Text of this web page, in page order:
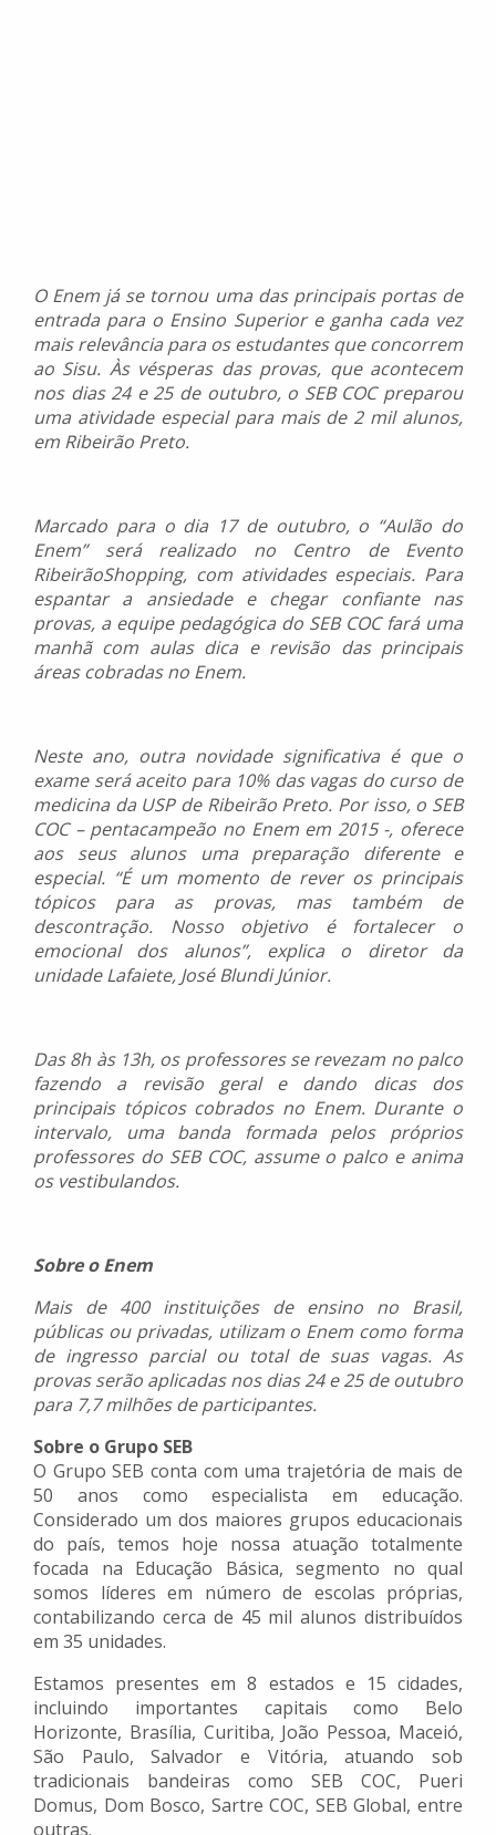
O Enem já se tornou uma das principais portas de
entrada para o Ensino Superior e ganha cada vez
mais relevância para os estudantes que concorrem
ao Sisu. Às vésperas das provas, que acontecem
nos dias 24 e 25 de outubro, o SEB COC preparou
uma atividade especial para mais de 2 mil alunos,
em Ribeirão Preto.
Marcado para o dia 17 de outubro, o “Aulão do
Enem” será realizado no Centro de Evento
RibeirãoShopping, com atividades especiais. Para
espantar a ansiedade e chegar confiante nas
provas, a equipe pedagógica do SEB COC fará uma
manhã com aulas dica e revisão das principais
áreas cobradas no Enem.
Neste ano, outra novidade significativa é que o
exame será aceito para 10% das vagas do curso de
medicina da USP de Ribeirão Preto. Por isso, o SEB
COC – pentacampeão no Enem em 2015 -, oferece
aos seus alunos uma preparação diferente e
especial. “É um momento de rever os principais
tópicos para as provas, mas também de
descontração. Nosso objetivo é fortalecer o
emocional dos alunos”, explica o diretor da
unidade Lafaiete, José Blundi Júnior.
Das 8h às 13h, os professores se revezam no palco
fazendo a revisão geral e dando dicas dos
principais tópicos cobrados no Enem. Durante o
intervalo, uma banda formada pelos próprios
professores do SEB COC, assume o palco e anima
os vestibulandos.
Sobre o Enem
Mais de 400 instituições de ensino no Brasil,
públicas ou privadas, utilizam o Enem como forma
de ingresso parcial ou total de suas vagas. As
provas serão aplicadas nos dias 24 e 25 de outubro
para 7,7 milhões de participantes.
Sobre o Grupo SEB
O Grupo SEB conta com uma trajetória de mais de
50 anos como especialista em educação.
Considerado um dos maiores grupos educacionais
do país, temos hoje nossa atuação totalmente
focada na Educação Básica, segmento no qual
somos líderes em número de escolas próprias,
contabilizando cerca de 45 mil alunos distribuídos
em 35 unidades.
Estamos presentes em 8 estados e 15 cidades,
incluindo importantes capitais como Belo
Horizonte, Brasília, Curitiba, João Pessoa, Maceió,
São Paulo, Salvador e Vitória, atuando sob
tradicionais bandeiras como SEB COC, Pueri
Domus, Dom Bosco, Sartre COC, SEB Global, entre
outras.